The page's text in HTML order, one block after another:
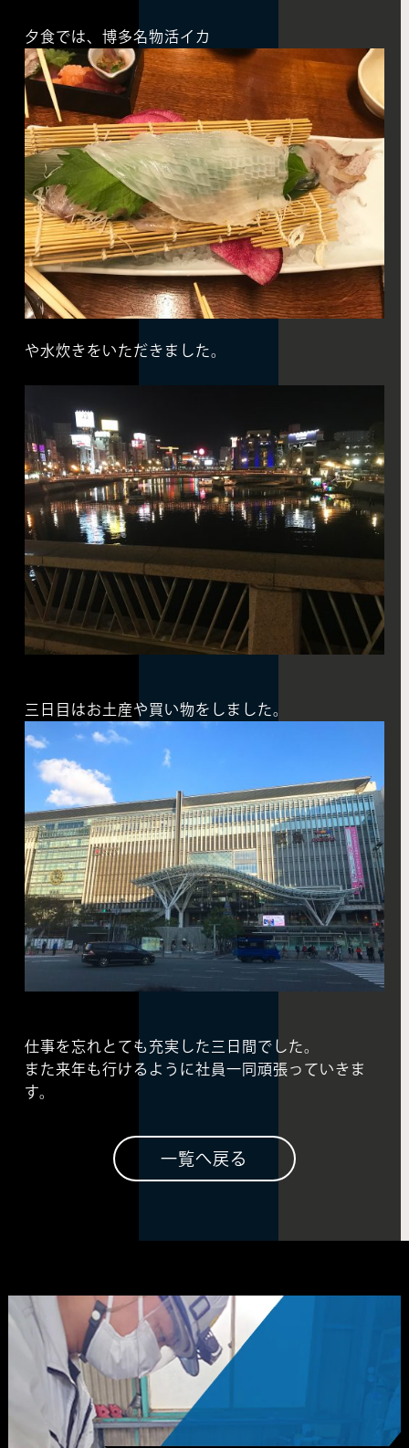
夕食では、博多名物活イカ
や水炊きをいただきました。
三日目はお土産や買い物をしました。
仕事を忘れとても充実した三日間でした。
また来年も行けるように社員一同頑張っていきま
す。
一覧へ戻る